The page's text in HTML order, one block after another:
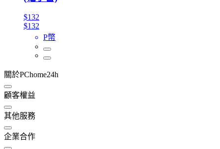
$132
$132
P幣
關於PChome24h
顧客權益
其他服務
企業合作